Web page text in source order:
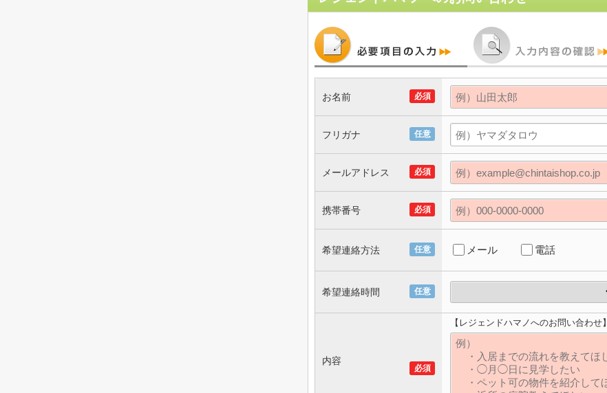
必須
お名前
任意
フリガナ
必須
メールアドレス
必須
携帯番号
任意
希望連絡方法 メール 電話
任意
希望連絡時間
必須
内容
【レジェンドハマノへのお問い合わせ】